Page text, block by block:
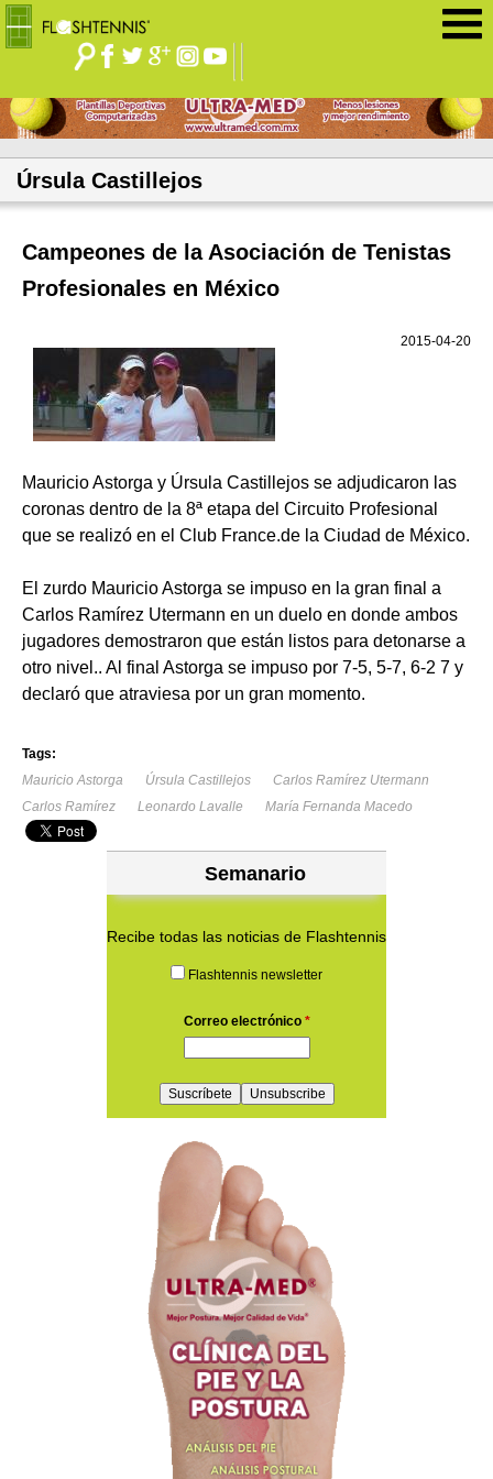
Úrsula Castillejos
Campeones de la Asociación de Tenistas
Profesionales en México
2015-04-20
Mauricio Astorga y Úrsula Castillejos se adjudicaron las
coronas dentro de la 8ª etapa del Circuito Profesional
que se realizó en el Club France.de la Ciudad de México.
El zurdo Mauricio Astorga se impuso en la gran final a
Carlos Ramírez Utermann en un duelo en donde ambos
jugadores demostraron que están listos para detonarse a
otro nivel.. Al final Astorga se impuso por 7-5, 5-7, 6-2 7 y
declaró que atraviesa por un gran momento.
Tags:
Mauricio Astorga
Úrsula Castillejos
Carlos Ramírez Utermann
Carlos Ramírez
Leonardo Lavalle María Fernanda Macedo
Semanario
Recibe todas las noticias de Flashtennis
Flashtennis newsletter
Correo electrónico *